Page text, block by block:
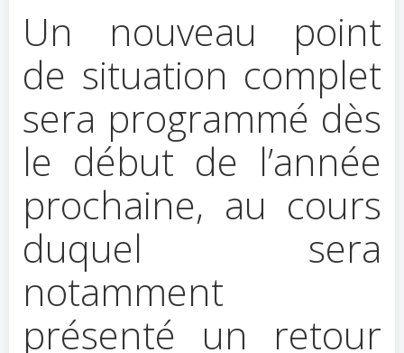
Un nouveau point
de situation complet
sera programmé dès
le début de l’année
prochaine, au cours
duquel sera
notamment
présenté un retour